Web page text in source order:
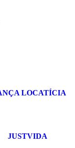
LOCATÍCIA
JUSTVIDA